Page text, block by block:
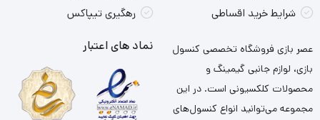
شرایط خرید اقساطی
رهگیری تیپاکس
عصر بازی فروشگاه تخصصی کنسول
بازی، لوازم جانبی گیمینگ و
محصولات کلکسیونی است. در این
مجموعه می‌توانید انواع کنسول‌های
نماد های اعتبار